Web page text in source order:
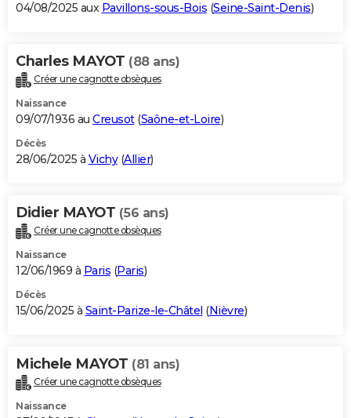
04/08/2025 aux Pavillons-sous-Bois (Seine-Saint-Denis)
Charles MAYOT (88 ans)
Créer une cagnotte obsèques
Naissance
09/07/1936 au Creusot(Saône-et-Loire)
Décès
28/06/2025 à Vichy(Allier)
Didier MAYOT (56 ans)
Créer une cagnotte obsèques
Naissance
12/06/1969 à Paris (Paris)
Décès
15/06/2025 à Saint-Parize-le-Châtel (Nièvre)
Michele MAYOT (81 ans)
Créer une cagnotte obsèques
Naissance